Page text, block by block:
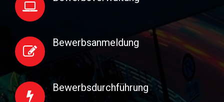
Bewerbsanmeldung
Bewerbsdurchführung